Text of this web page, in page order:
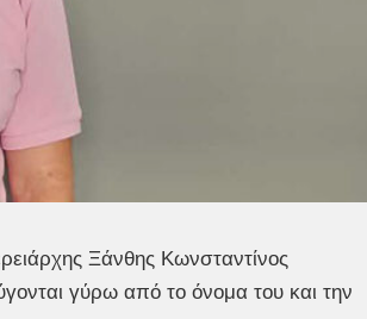
Ξάνθης Κωνσταντίνος
γύρω από το όνομα του και την